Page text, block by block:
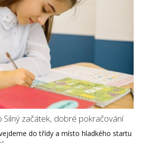
Silný začátek, dobré pokračování
do třídy a místo hladkého startu